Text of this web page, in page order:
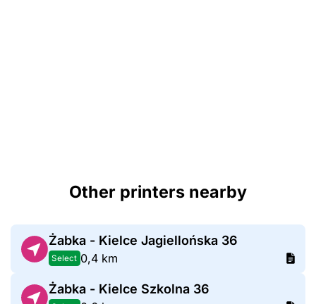
Other printers nearby
Żabka - Kielce Jagiellońska 36
Select 0,4 km
Żabka - Kielce Szkolna 36